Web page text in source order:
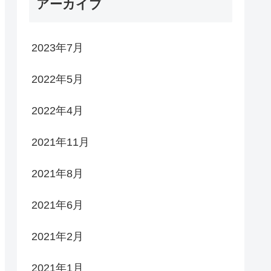
アーカイブ
2023年7月
2022年5月
2022年4月
2021年11月
2021年8月
2021年6月
2021年2月
2021年1月